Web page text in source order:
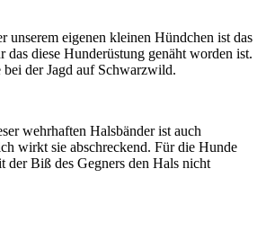
unserem eigenen kleinen Hündchen ist das
das diese Hunderüstung genäht worden ist.
bei der Jagd auf Schwarzwild.
wehrhaften Halsbänder ist auch
wirkt sie abschreckend. Für die Hunde
der Biß des Gegners den Hals nicht